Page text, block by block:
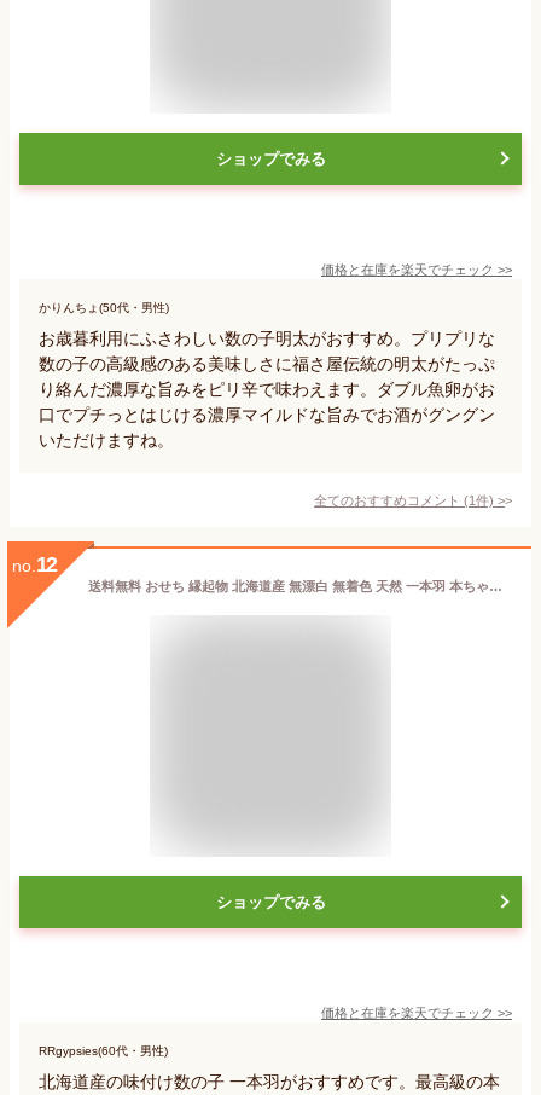
ショップでみる
価格と在庫を楽天でチェック >>
かりんちょ(50代・男性)
お歳暮利用にふさわしい数の子明太がおすすめ。プリプリな
数の子の高級感のある美味しさに福さ屋伝統の明太がたっぷ
り絡んだ濃厚な旨みをピリ辛で味わえます。ダブル魚卵がお
口でプチっとはじける濃厚マイルドな旨みでお酒がグングン
いただけますね。
全てのおすすめコメント (1件) >
no. 12
送料無料 おせち 縁起物 北海道産 無漂白 無着色 天然 一本羽 本ちゃん 味付け数の子 250g 5～8本 白 醤油漬け しょうゆ 北海道 国産 かずのこ カズノコ 味付 かずの子 味付け 数の子 kazunoko 冷凍 食品 食べ物 味付き お歳暮 御歳暮 ギフト お取り寄せ グルメ お節 お年賀
ショップでみる
価格と在庫を楽天でチェック >>
RRgypsies(60代・男性)
北海道産の味付け数の子 一本羽がおすすめです。最高級の本